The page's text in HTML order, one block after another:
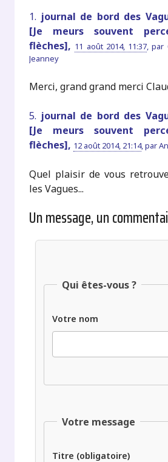
1. journal de bord des
[Je meurs souvent
flèches], 11 août 2014, 11:37,par
Jeanney
Merci, grand grand merci
5. journal de bord des
[Je meurs souvent
flèches], 12 août 2014, 21:14,par
Quel plaisir de vous
les Vagues...
Un message, un
Qui êtes-vous ?
Votre nom
Votre message
Titre (obligatoire)